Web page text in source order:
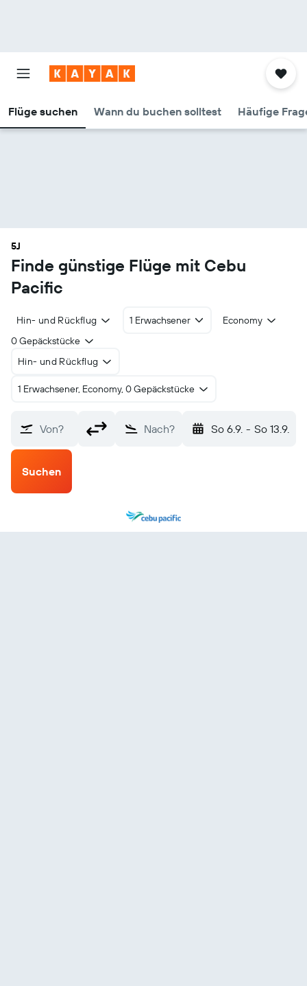
Flüge suchen Wann du buchen solltest Häufige
5J
Finde günstige Flüge mit Cebu
Pacific
Hin- und Rückflug 1 Erwachsener
Economy
0 Gepäckstücke
Hin- und Rückflug
1 Erwachsener, Economy, 0 Gepäckstücke
Von? Nach? So 6.9. - So 13.9.
Suchen